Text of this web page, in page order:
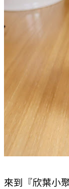
來到『欣葉小